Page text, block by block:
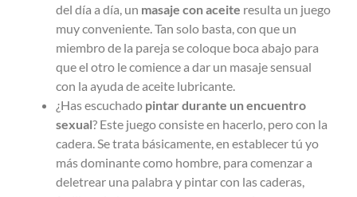
del día a día, un masaje con aceite resulta un juego
muy conveniente. Tan solo basta, con que un
miembro de la pareja se coloque boca abajo para
que el otro le comience a dar un masaje sensual
con la ayuda de aceite lubricante.
¿Has escuchado pintar durante un encuentro
sexual? Este juego consiste en hacerlo, pero con la
cadera. Se trata básicamente, en establecer tú yo
más dominante como hombre, para comenzar a
deletrear una palabra y pintar con las caderas,